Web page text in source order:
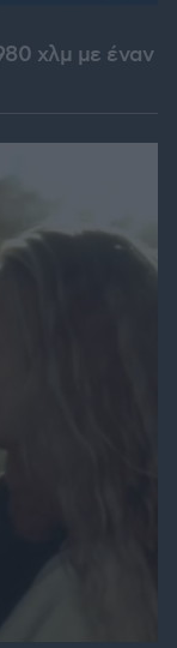
χλμ με έναν